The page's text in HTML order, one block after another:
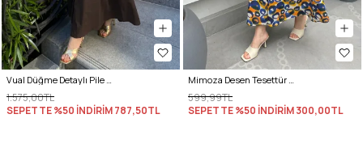
Vual Düğme Detaylı Pile Elbise 5007 - ACI KAHVE
1.575,00TL
SEPETTE %50 İNDİRİM787,50TL
Mimoza Desen Tesettür Elbise 2328 - LACİVERT
599,99TL
SEPETTE %50 İNDİRİM300,00TL